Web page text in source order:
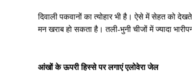
दिवाली पकवानों का त्योहार भी है। ऐसे में सेहत को
मन खराब हो सकता है। तली-भुनी चीजों में ज्यादा
आंखों के ऊपरी हिस्से पर लगाएं एलोवेरा जेल